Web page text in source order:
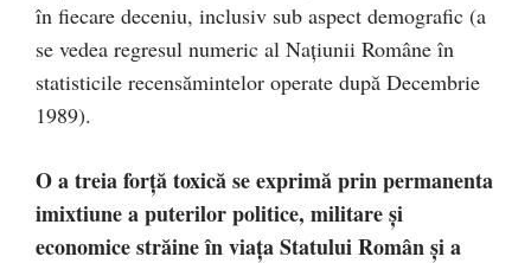
în fiecare deceniu, inclusiv sub aspect demografic (a
se vedea regresul numeric al Naţiunii Române în
statisticile recensămintelor operate după Decembrie
1989).
O a treia forţă toxicăse exprimă prin permanenta
imixtiune a puterilor politice, militare şi
economice străine în viaţa Statului Român şi a